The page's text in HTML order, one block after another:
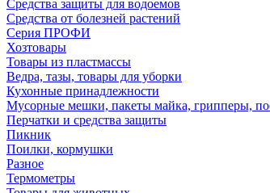
Средства защиты для водоемов
Средства от болезней растений
Серия ПРОФИ
Хозтовары
Товары из пластмассы
Ведра, тазы, товары для уборки
Кухонные принадлежности
Мусорные мешки, пакеты майка, грипперы,
Перчатки и средства защиты
Пикник
Поилки, кормушки
Разное
Термометры